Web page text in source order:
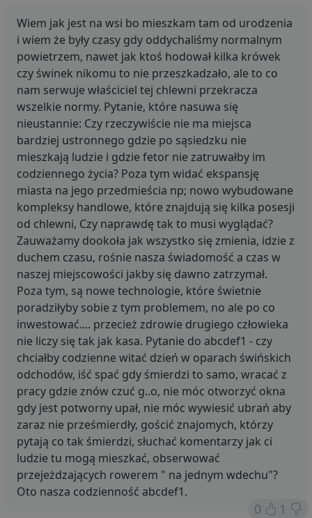
Wiem jak jest na wsi bo mieszkam tam od urodzenia
i wiem że były czasy gdy oddychaliśmy normalnym
powietrzem, nawet jak ktoś hodował kilka krówek
czy świnek nikomu to nie przeszkadzało, ale to co
nam serwuje właściciel tej chlewni przekracza
wszelkie normy. Pytanie, które nasuwa się
nieustannie: Czy rzeczywiście nie ma miejsca
bardziej ustronnego gdzie po sąsiedzku nie
mieszkają ludzie i gdzie fetor nie zatruwałby im
codziennego życia? Poza tym widać ekspansję
miasta na jego przedmieścia np; nowo wybudowane
kompleksy handlowe, które znajdują się kilka posesji
od chlewni, Czy naprawdę tak to musi wyglądać?
Zauważamy dookoła jak wszystko się zmienia, idzie z
duchem czasu, rośnie nasza świadomość a czas w
naszej miejscowości jakby się dawno zatrzymał.
Poza tym, są nowe technologie, które świetnie
poradziłyby sobie z tym problemem, no ale po co
inwestować.... przecież zdrowie drugiego człowieka
nie liczy się tak jak kasa. Pytanie do abcdef1 - czy
chciałby codzienne witać dzień w oparach świńskich
odchodów, iść spać gdy śmierdzi to samo, wracać z
pracy gdzie znów czuć g..o, nie móc otworzyć okna
gdy jest potworny upał, nie móc wywiesić ubrań aby
zaraz nie prześmierdły, gościć znajomych, którzy
pytają co tak śmierdzi, słuchać komentarzy jak ci
ludzie tu mogą mieszkać, obserwować
przejeżdzających rowerem " na jednym wdechu"?
Oto nasza codzienność abcdef1.
0 1